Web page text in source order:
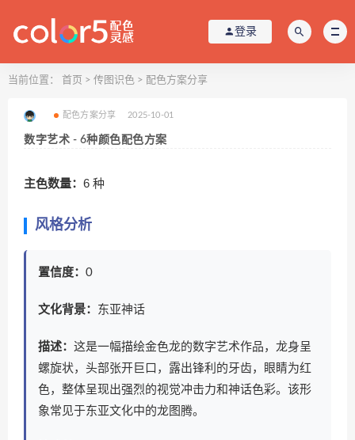
登录
当前位置： 首页 > 传图识色 > 配色方案分享
配色方案分享 2025-10-01
数字艺术 - 6种颜色配色方案
主色数量： 6 种
风格分析
置信度： 0
文化背景： 东亚神话
描述： 这是一幅描绘金色龙的数字艺术作品，龙身呈
螺旋状，头部张开巨口，露出锋利的牙齿，眼睛为红
色，整体呈现出强烈的视觉冲击力和神话色彩。该形
象常见于东亚文化中的龙图腾。